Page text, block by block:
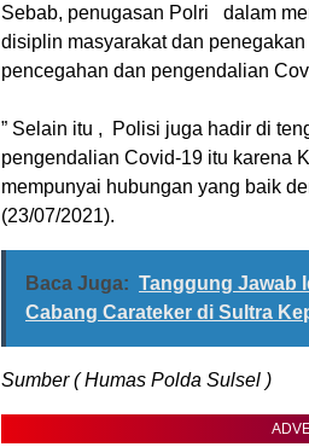
Sebab, penugasan Polri dalam
disiplin masyarakat dan
pencegahan dan pengendalian
” Selain itu , Polisi juga hadir di
pengendalian Covid-19 itu karena
mempunyai hubungan yang baik
(23/07/2021).
Baca Juga: Tanggung Jawab
Cabang Carateker di Sultra
Sumber ( Humas Polda Sulsel )